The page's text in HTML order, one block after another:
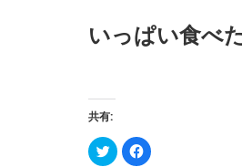
いっぱい食べ
共有:
ク
リ
Facebook
で